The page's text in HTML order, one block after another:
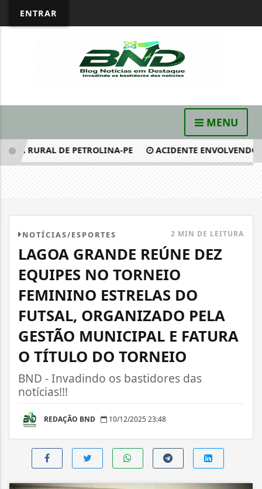
ENTRAR
MENU
RURAL DE PETROLINA-PE ACIDENTE ENVOLVENDO
NOTÍCIAS/ESPORTES 2 MIN DE LEITURA
LAGOA GRANDE REÚNE DEZ
EQUIPES NO TORNEIO
FEMININO ESTRELAS DO
FUTSAL, ORGANIZADO PELA
GESTÃO MUNICIPAL E FATURA
O TÍTULO DO TORNEIO
BND - Invadindo os bastidores das
notícias!!!
REDAÇÃO BND 10/12/2025 23:48